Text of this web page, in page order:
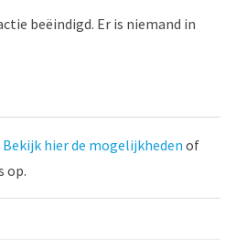
beëindigd. Er is niemand in
Bekijk hier de mogelijkheden of
op.